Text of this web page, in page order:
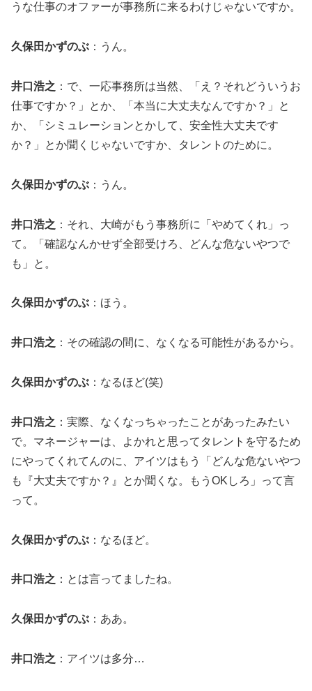
うな仕事のオファーが事務所に来るわけじゃないですか。
久保田かずのぶ ：うん。
井口浩之 ：で、一応事務所は当然、「え？それどういうお
仕事ですか？」とか、「本当に大丈夫なんですか？」と
か、「シミュレーションとかして、安全性大丈夫です
か？」とか聞くじゃないですか、タレントのために。
久保田かずのぶ ：うん。
井口浩之 ：それ、大崎がもう事務所に「やめてくれ」っ
て。「確認なんかせず全部受けろ、どんな危ないやつで
も」と。
久保田かずのぶ ：ほう。
井口浩之 ：その確認の間に、なくなる可能性があるから。
久保田かずのぶ ：なるほど(笑)
井口浩之 ：実際、なくなっちゃったことがあったみたい
で。マネージャーは、よかれと思ってタレントを守るため
にやってくれてんのに、アイツはもう「どんな危ないやつ
も『大丈夫ですか？』とか聞くな。もうOKしろ」って言
って。
久保田かずのぶ ：なるほど。
井口浩之 ：とは言ってましたね。
久保田かずのぶ ：ああ。
井口浩之 ：アイツは多分…